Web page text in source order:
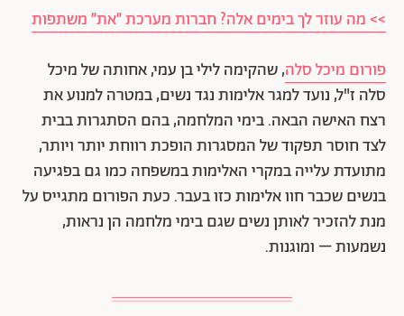
>> מה עוזר לך בימים אלה? חברות מערכת ״את״ משתפות
פורום מיכל סלה, שהקימה לילי בן עמי, אחותה של מיכל
סלה ז"ל, נועד למגר אלימות נגד נשים, במטרה למנוע את
רצח האישה הבאה. בימי המלחמה, בהם הסתגרות בבית
לצד חוסר תפקוד של המסגרות הופכת רווחת יותר ויותר,
מתועדת עלייה במקרי האלימות במשפחה כמו גם בפגיעה
בנשים שכבר חוו אלימות כזו בעבר. כעת הפורום מתגייס על
מנת להזכיר לאותן נשים שגם בימי מלחמה הן נראות,
נשמעות – ומוגנות.